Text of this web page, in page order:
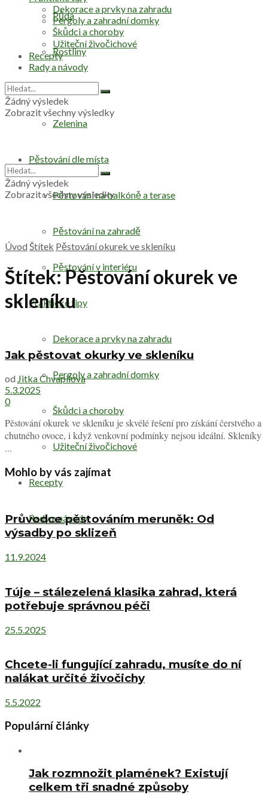
Půda
Rostliny
Zelenina
Pěstování dle místa
Pěstování na balkóně a terase
Pěstování na zahradě
Pěstování v interiéru
Praktické tipy
Dekorace a prvky na zahradu
Pergoly a zahradní domky
Škůdci a choroby
Užiteční živočichové
Recepty
Rady a návody
Dekorace a prvky na zahradu
Pergoly a zahradní domky
Škůdci a choroby
Užiteční živočichové
Recepty
Rady a návody
Žádný výsledek
Zobrazit všechny výsledky
Žádný výsledek
Zobrazit všechny výsledky
Úvod Štítek Pěstování okurek ve skleníku
Štítek:Pěstování okurek ve
skleníku
Jak pěstovat okurky ve skleníku
od Jitka Chvapilova
5.3.2025
0
Pěstování okurek ve skleníku je skvélé řešení pro získání čerstvého a
chutného ovoce, i když venkovní podmínky nejsou ideální. Skleníky
...
Mohlo by vás zajímat
Průvodce pěstováním meruněk: Od
výsadby po sklizeň
11.9.2024
Túje – stálezelená klasika zahrad, která
potřebuje správnou péči
25.5.2025
Chcete-li fungující zahradu, musíte do ní
nalákat určité živočichy
5.5.2022
Populární články
Jak rozmnožit plamének? Existují
celkem tři snadné způsoby